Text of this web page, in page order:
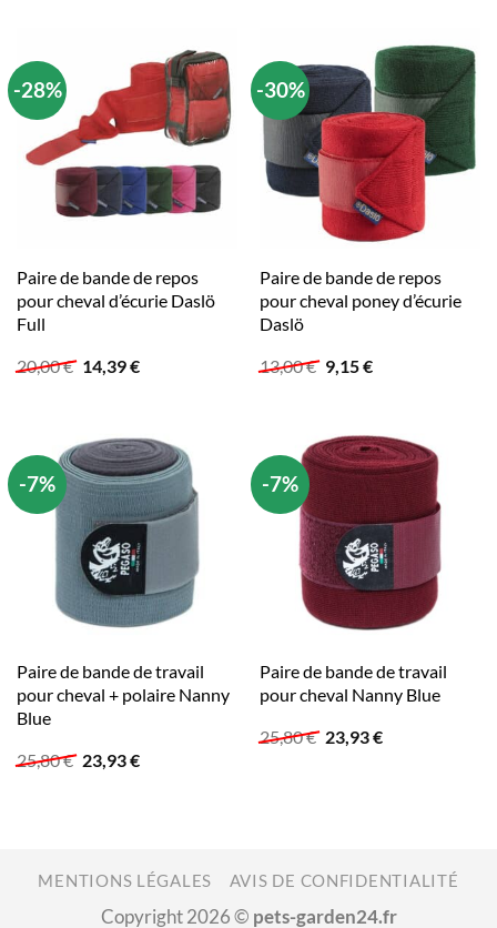
-28%
Paire de bande de repos
pour cheval d’écurie Daslö
Full
20,00€ Le
prix
20,00 €.
14,39€Le
14,39 €.
-30%
Paire de bande de repos
pour cheval poney d’écurie
Daslö
13,00€ Le
prix
13,00 €.
9,15€Le
9,15 €.
-7%
Paire de bande de travail
pour cheval + polaire Nanny
Blue
25,80€ Le
prix
23,93€Le
-7%
Paire de bande de travail
pour cheval Nanny Blue
25,80€ Le
prix
23,93€Le
MENTIONS LÉGALES AVIS DE CONFIDENTIALITÉ
Copyright 2026 © pets-garden24.fr